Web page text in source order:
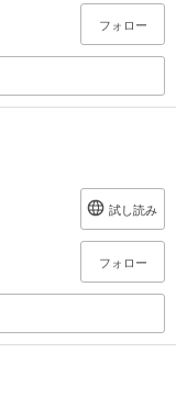
フォロー
試し読み
フォロー